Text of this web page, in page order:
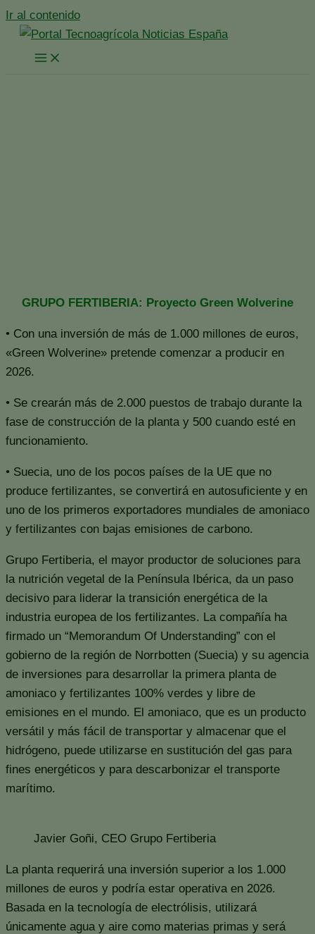
Ir al contenido
GRUPO FERTIBERIA: Proyecto Green Wolverine
• Con una inversión de más de 1.000 millones de euros,
«Green Wolverine» pretende comenzar a producir en
2026.
• Se crearán más de 2.000 puestos de trabajo durante la
fase de construcción de la planta y 500 cuando esté en
funcionamiento.
• Suecia, uno de los pocos países de la UE que no
produce fertilizantes, se convertirá en autosuficiente y en
uno de los primeros exportadores mundiales de amoniaco
y fertilizantes con bajas emisiones de carbono.
Grupo Fertiberia, el mayor productor de soluciones para
la nutrición vegetal de la Península Ibérica, da un paso
decisivo para liderar la transición energética de la
industria europea de los fertilizantes. La compañía ha
firmado un “Memorandum Of Understanding” con el
gobierno de la región de Norrbotten (Suecia) y su agencia
de inversiones para desarrollar la primera planta de
amoniaco y fertilizantes 100% verdes y libre de
emisiones en el mundo. El amoniaco, que es un producto
versátil y más fácil de transportar y almacenar que el
hidrógeno, puede utilizarse en sustitución del gas para
fines energéticos y para descarbonizar el transporte
marítimo.
Javier Goñi, CEO Grupo Fertiberia
La planta requerirá una inversión superior a los 1.000
millones de euros y podría estar operativa en 2026.
Basada en la tecnología de electrólisis, utilizará
únicamente agua y aire como materias primas y será